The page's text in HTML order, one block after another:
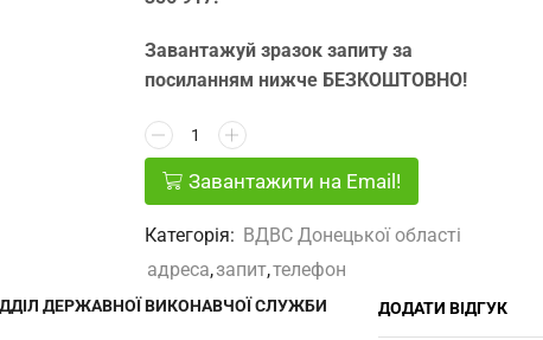
Завантажуй зразок запиту за
посиланням нижче БЕЗКОШТОВНО!
Завантажити на Email!
Категорія: ВДВС Донецької областi
адреса,запит,телефон
ДЕРЖАВНОЇ ВИКОНАВЧОЇ СЛУЖБИ
ДОДАТИ ВІДГУК